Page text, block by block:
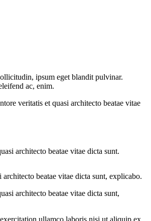
ipsum eget blandit pulvinar.
ac, enim.
veritatis et quasi architecto beatae vitae
architecto beatae vitae dicta sunt.
beatae vitae dicta sunt, explicabo.
architecto beatae vitae dicta sunt,